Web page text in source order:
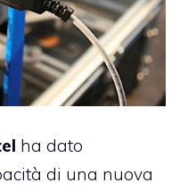
ha dato
di una nuova